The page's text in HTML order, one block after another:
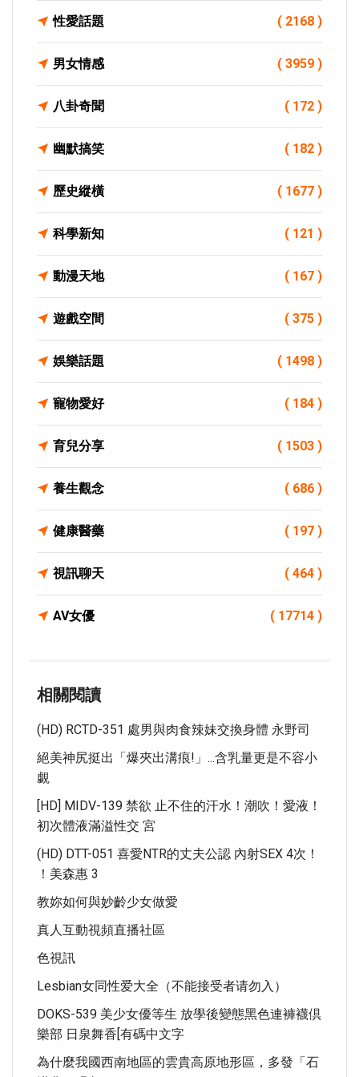
性愛話題 ( 2168 )
男女情感 ( 3959 )
八卦奇聞 ( 172 )
幽默搞笑 ( 182 )
歷史縱橫 ( 1677 )
科學新知 ( 121 )
動漫天地 ( 167 )
遊戲空間 ( 375 )
娛樂話題 ( 1498 )
寵物愛好 ( 184 )
育兒分享 ( 1503 )
養生觀念 ( 686 )
健康醫藥 ( 197 )
視訊聊天 ( 464 )
AV女優 ( 17714 )
相關閱讀
(HD) RCTD-351 處男與肉食辣妹交換身體 永野司
絕美神尻挺出「爆夾出溝痕!」...含乳量更是不容小
覷
[HD] MIDV-139 禁欲 止不住的汗水！潮吹！愛液！
初次體液滿溢性交 宮
(HD) DTT-051 喜愛NTR的丈夫公認 內射SEX 4次！
！美森惠 3
教妳如何與妙齡少女做愛
真人互動視頻直播社區
色視訊
Lesbian女同性爱大全（不能接受者请勿入）
DOKS-539 美少女優等生 放學後變態黑色連褲襪倶
樂部 日泉舞香[有碼中文字
為什麼我國西南地區的雲貴高原地形區，多發「石